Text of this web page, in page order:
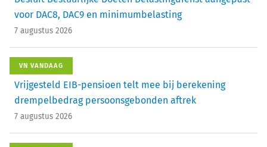
voor DAC8, DAC9 en minimumbelasting
7 augustus 2026
VN VANDAAG
Vrijgesteld EIB-pensioen telt mee bij berekening
drempelbedrag persoonsgebonden aftrek
7 augustus 2026